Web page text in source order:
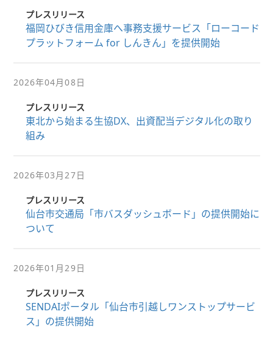
プレスリリース
福岡ひびき信用金庫へ事務支援サービス「ローコード
プラットフォーム for しんきん」を提供開始
2026年04月08日
プレスリリース
東北から始まる生協DX、出資配当デジタル化の取り
組み
2026年03月27日
プレスリリース
仙台市交通局「市バスダッシュボード」の提供開始に
ついて
2026年01月29日
プレスリリース
SENDAIポータル「仙台市引越しワンストップサービ
ス」の提供開始